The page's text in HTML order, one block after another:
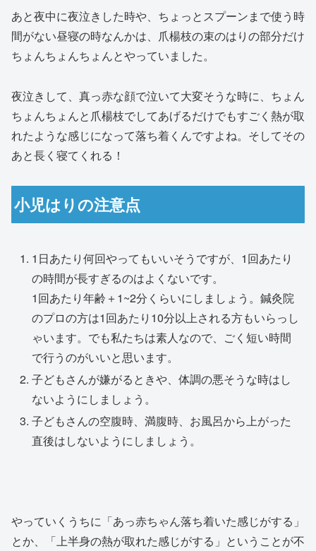
あと夜中に夜泣きした時や、ちょっとスプーンまで使う時
間がない昼寝の時なんかは、爪楊枝の束のはりの部分だけ
ちょんちょんちょんとやっていました。
夜泣きして、真っ赤な顔で泣いて大変そうな時に、ちょん
ちょんちょんと爪楊枝でしてあげるだけでもすごく熱が取
れたような感じになって落ち着くんですよね。そしてその
あと長く寝てくれる！
小児はりの注意点
1日あたり何回やってもいいそうですが、1回あたり
の時間が長すぎるのはよくないです。
1回あたり年齢＋1~2分くらいにしましょう。鍼灸院
のプロの方は1回あたり10分以上される方もいらっし
ゃいます。でも私たちは素人なので、ごく短い時間
で行うのがいいと思います。
子どもさんが嫌がるときや、体調の悪そうな時はし
ないようにしましょう。
子どもさんの空腹時、満腹時、お風呂から上がった
直後はしないようにしましょう。
やっていくうちに「あっ赤ちゃん落ち着いた感じがする」
とか、「上半身の熱が取れた感じがする」ということが不